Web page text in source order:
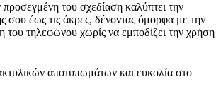
του σχεδίαση καλύπτει την
σου έως τις άκρες, δένοντας όμορφα με την
του τηλεφώνου χωρίς να εμποδίζει την χρήση
αποτυπωμάτων και ευκολία στο